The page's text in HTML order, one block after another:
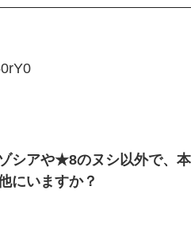
シアや★8のヌシ以外で、
にいますか？